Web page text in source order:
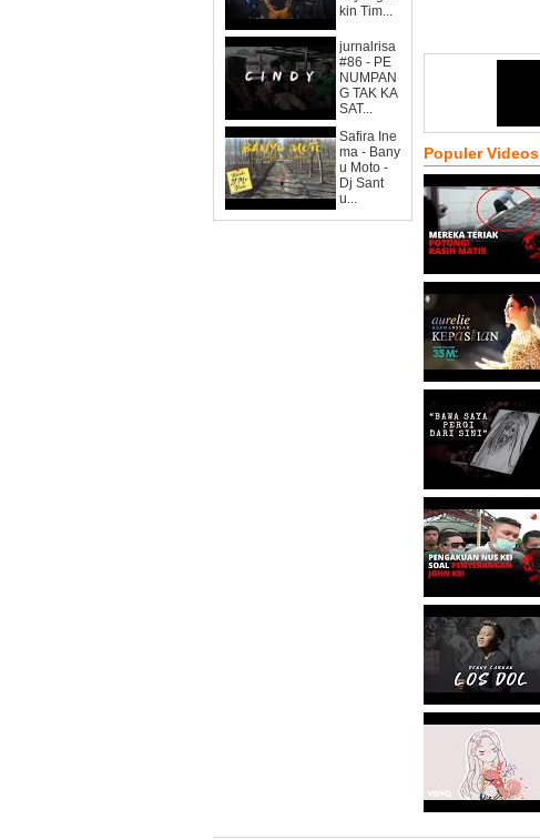
kin Tim...
jurnalrisa
#86 - PE
NUMPAN
G TAK KA
SAT...
Safira Ine
ma - Bany
u Moto -
Dj Sant
u...
Populer Videos